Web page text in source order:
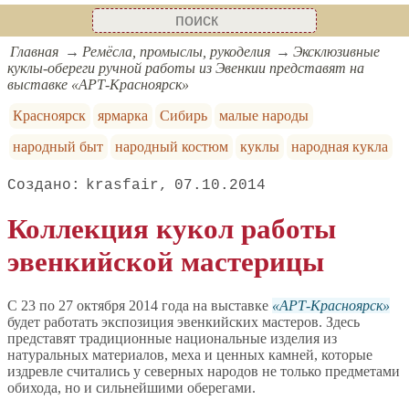
Главная Ремёсла, промыслы, рукоделия
Эксклюзивные
куклы-обереги ручной работы из Эвенкии представят на
выставке «АРТ-Красноярск»
Красноярск
ярмарка Сибирь
малые народы
народный быт
народный костюм куклы народная кукла
krasfair 07.10.2014
Коллекция кукол работы
эвенкийской мастерицы
С 23 по 27 октября 2014 года на выставке
АРТ-Красноярск
будет работать экспозиция эвенкийских мастеров. Здесь
представят традиционные национальные изделия из
натуральных материалов, меха и ценных камней, которые
издревле считались у северных народов не только предметами
обихода, но и сильнейшими оберегами.